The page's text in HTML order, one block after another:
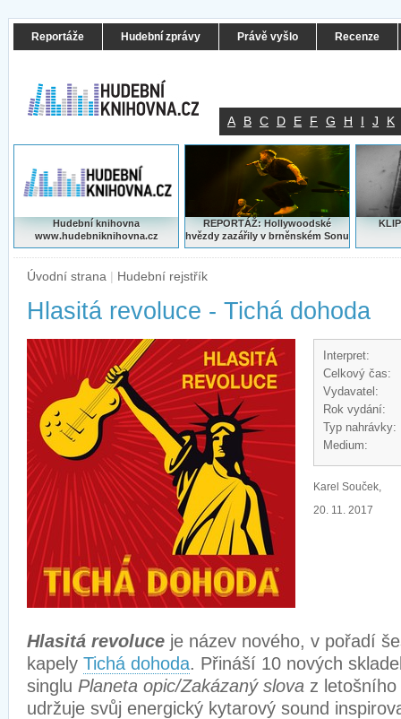
Reportáže Hudební zprávy Právě vyšlo Recenze
A B C D E F G H I J K
Hudební knihovna
www.hudebniknihovna.cz
REPORTÁŽ: Hollywoodské
hvězdy zazářily v brněnském Sonu
Úvodní strana | Hudební rejstřík
Hlasitá revoluce - Tichá dohoda
Interpret:
Celkový čas:
Vydavatel:
Rok vydání:
Typ nahrávky:
Medium:
Karel Souček,
20. 11. 2017
Hlasitá revoluce je název nového, v pořadí
kapely Tichá dohoda. Přináší 10 nových
singlu Planeta opic/Zakázaný slova z
udržuje svůj energický kytarový sound